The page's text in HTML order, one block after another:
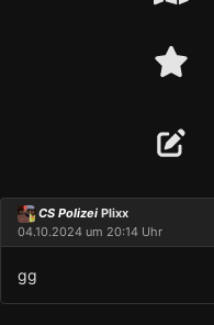
CS Polizei Plixx
04.10.2024 um 20:14 Uhr
gg